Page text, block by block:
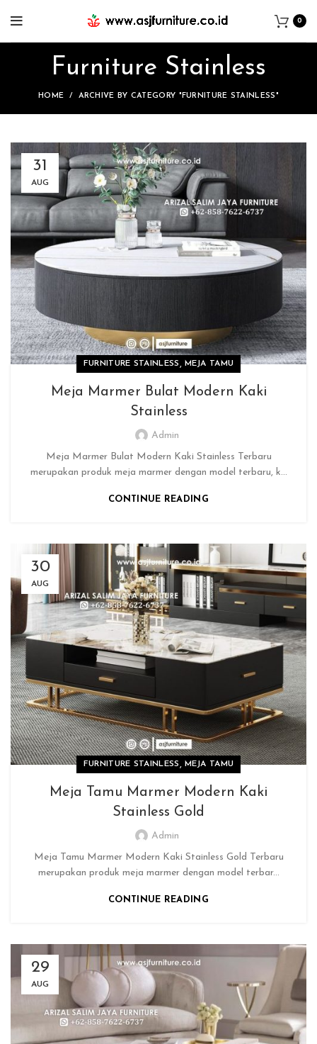
0
Furniture Stainless
HOME ARCHIVE BY CATEGORY "FURNITURE STAINLESS"
31
AUG
FURNITURE STAINLESS , MEJA TAMU
Meja Marmer Bulat Modern Kaki
Stainless
Admin
Meja Marmer Bulat Modern Kaki Stainless Terbaru
merupakan produk meja marmer dengan model terbaru, k...
CONTINUE READING
30
AUG
FURNITURE STAINLESS, MEJA TAMU
Meja Tamu Marmer Modern Kaki
Stainless Gold
Admin
Meja Tamu Marmer Modern Kaki Stainless Gold Terbaru
merupakan produk meja marmer dengan model terbar...
CONTINUE READING
29
AUG